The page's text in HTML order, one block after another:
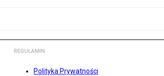
REGULAMIN
Polityka Prywatności